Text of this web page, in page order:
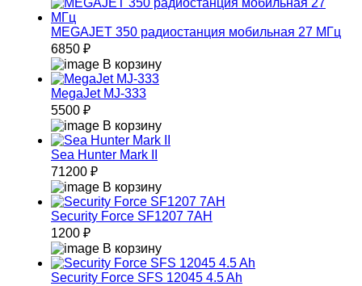
MEGAJET 350 радиостанция мобильная 27 МГц
6850 ₽
В корзину
MegaJet MJ-333
5500 ₽
В корзину
Sea Hunter Mark II
71200 ₽
В корзину
Security Force SF1207 7AH
1200 ₽
В корзину
Security Force SFS 12045 4.5 Ah